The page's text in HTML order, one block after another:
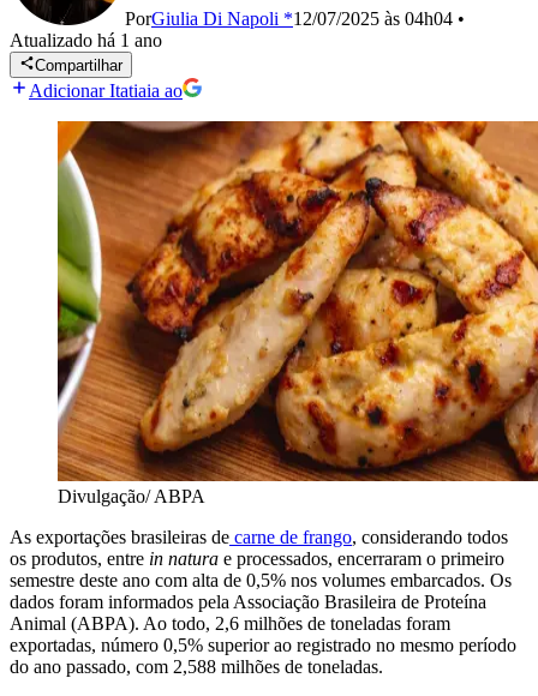
PorGiulia Di Napoli *12/07/2025 às 04h04 •
Atualizado há 1 ano
Compartilhar
Adicionar Itatiaia ao
Divulgação/ ABPA
As exportações brasileiras de carne de frango, considerando todos
os produtos, entre in natura e processados, encerraram o primeiro
semestre deste ano com alta de 0,5% nos volumes embarcados. Os
dados foram informados pela Associação Brasileira de Proteína
Animal (ABPA). Ao todo, 2,6 milhões de toneladas foram
exportadas, número 0,5% superior ao registrado no mesmo período
do ano passado, com 2,588 milhões de toneladas.